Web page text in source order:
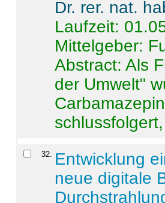
Dr. rer. nat.
Laufzeit:
Mittelgeber:
Abstract:Als
der Umwelt"
32. Entwicklung
neue digitale